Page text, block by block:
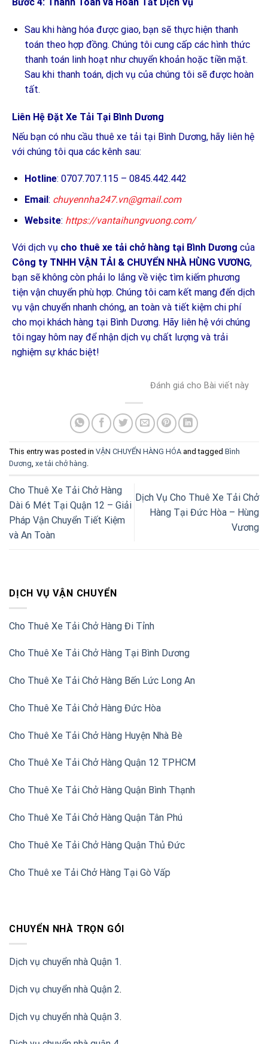
DỊCH VỤ VẬN CHUYỂN
Cho Thuê Xe Tải Chở Hàng Đi Tỉnh
Cho Thuê Xe Tải Chở Hàng Tại Bình Dương
Cho Thuê Xe Tải Chở Hàng Bến Lức Long An
Cho Thuê Xe Tải Chở Hàng Đức Hòa
Cho Thuê Xe Tải Chở Hàng Huyện Nhà Bè
Cho Thuê Xe Tải Chở Hàng Quận 12 TPHCM
Cho Thuê Xe Tải Chở Hàng Quận Bình Thạnh
Cho Thuê Xe Tải Chở Hàng Quận Tân Phú
Cho Thuê Xe Tải Chở Hàng Quận Thủ Đức
Cho Thuê xe Tải Chở Hàng Tại Gò Vấp
CHUYỂN NHÀ TRỌN GÓI
Dịch vụ chuyển nhà Quận 1.
Dịch vụ chuyển nhà Quận 2.
Dịch vụ chuyển nhà Quận 3.
Sau khi hàng hóa được giao, bạn sẽ thực hiện thanh
toán theo hợp đồng. Chúng tôi cung cấp các hình thức
thanh toán linh hoạt như chuyển khoản hoặc tiền mặt.
Sau khi thanh toán, dịch vụ của chúng tôi sẽ được hoàn
tất.
Liên Hệ Đặt Xe Tải Tại Bình Dương
Nếu bạn có nhu cầu thuê xe tải tại Bình Dương, hãy liên hệ
với chúng tôi qua các kênh sau:
Hotline: 0707.707.115 – 0845.442.442
Email: chuyennha247.vn@gmail.com
Website: https://vantaihungvuong.com/
Với dịch vụ cho thuê xe tải chở hàng tại Bình Dương của
Công ty TNHH VẬN TẢI & CHUYỂN NHÀ HÙNG VƯƠNG,
bạn sẽ không còn phải lo lắng về việc tìm kiếm phương
tiện vận chuyển phù hợp. Chúng tôi cam kết mang đến dịch
vụ vận chuyển nhanh chóng, an toàn và tiết kiệm chi phí
cho mọi khách hàng tại Bình Dương. Hãy liên hệ với chúng
tôi ngay hôm nay để nhận dịch vụ chất lượng và trải
nghiệm sự khác biệt!
Đánh giá cho Bài viết này
This entry was posted in VẬN CHUYỂN HÀNG HÓA and tagged Bình
Dương xe tải chở hàng
Cho Thuê Xe Tải Chở Hàng
Dài 6 Mét Tại Quận 12 – Giải
Pháp Vận Chuyển Tiết Kiệm
và An Toàn
Dịch Vụ Cho Thuê Xe Tải Chở
Hàng Tại Đức Hòa – Hùng
Vương